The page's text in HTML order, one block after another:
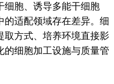
细胞、诱导多能干细胞
的适配领域存在差异。细
取方式、培养环境直接影
的细胞加工设施与质量管